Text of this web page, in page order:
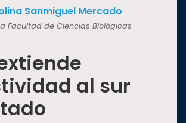
Sanmiguel Mercado
Facultad de Ciencias Biológicas
al sur